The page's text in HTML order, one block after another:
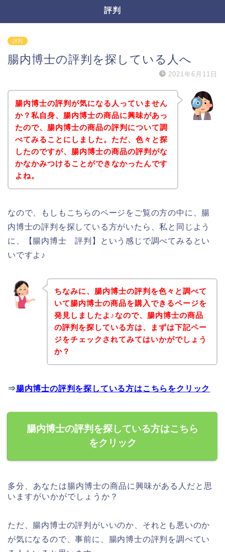
評判
評判
腸内博士の評判を探している人へ
2021年6月11日
腸内博士の評判が気になる人っていません
か？私自身、腸内博士の商品に興味があっ
たので、腸内博士の商品の評判について調
べてみることにしました。ただ、色々と探
したのですが、腸内博士の商品の評判がな
かなかみつけることができなかったんです
よね。
なので、もしもこちらのページをご覧の方の中に、腸
内博士の評判を探している方がいたら、私と同じよう
に、【腸内博士 評判】という感じで調べてみるとい
いですよ♪
ちなみに、腸内博士の評判を色々と調べて
いて腸内博士の商品を購入できるページを
発見しましたよ♪なので、腸内博士の商品
の評判を探している方は、まずは下記ペー
ジをチェックされてみてはいかがでしょう
か？
⇒腸内博士の評判を探している方はこちらをクリック
腸内博士の評判を探している方はこちら
をクリック
多分、あなたは腸内博士の商品に興味がある人だと思
いますがいかがでしょうか？
ただ、腸内博士の評判がいいのか、それとも悪いのか
が気になるので、事前に、腸内博士の評判を調べてい